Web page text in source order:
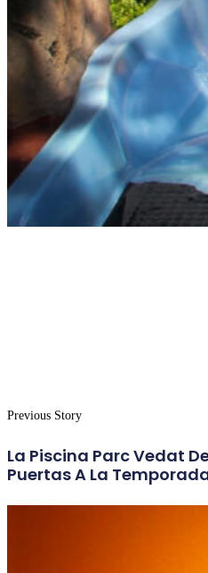
Previous Story
La Piscina Parc Vedat
Puertas A La